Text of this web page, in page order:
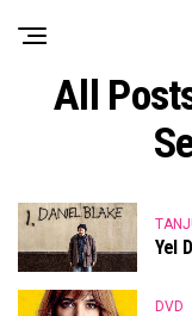
All
Yel
DVD